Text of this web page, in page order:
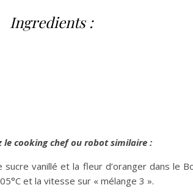
Ingredients :
le cooking chef ou robot similaire :
vanillé et la fleur d’oranger dans le
et la vitesse sur « mélange 3 ».